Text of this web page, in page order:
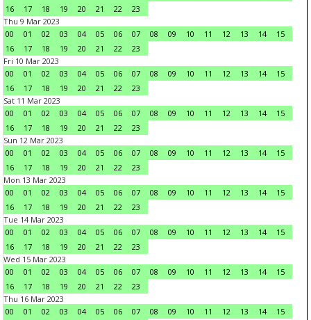
16
17 18 19 20 21 22
23
Thu 9 Mar 2023
00
01 02 03 04 05 06 07 08 09 10 11 12 13 14
15
16
17 18 19 20 21 22
23
Fri 10 Mar 2023
00
01 02 03 04 05 06 07 08 09 10 11 12 13 14
15
16
17 18 19 20 21 22
23
Sat 11 Mar 2023
00
01 02 03 04 05 06 07 08 09 10 11 12 13 14
15
16
17 18 19 20 21 22
23
Sun 12 Mar 2023
00
01 02 03 04 05 06 07 08 09 10 11 12 13 14
15
16
17 18 19 20 21 22
23
Mon 13 Mar 2023
00
01 02 03 04 05 06 07 08 09 10 11 12 13 14
15
16
17 18 19 20 21 22
23
Tue 14 Mar 2023
00
01 02 03 04 05 06 07 08 09 10 11 12 13 14
15
16
17 18 19 20 21 22
23
Wed 15 Mar 2023
00
01 02 03 04 05 06 07 08 09 10 11 12 13 14
15
16
17 18 19 20 21 22
23
Thu 16 Mar 2023
00
01 02 03 04 05 06 07 08 09 10 11 12 13 14 15